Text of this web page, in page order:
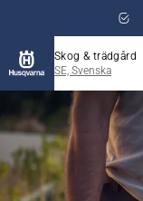
Skog & trädgård
SE, Svenska